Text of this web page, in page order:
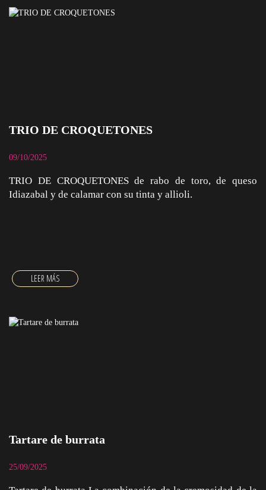
TRIO DE CROQUETONES
09/10/2025
TRIO DE CROQUETONES de rabo de toro, de queso
Idiazabal y de calamar con su tinta y allioli.
Tartare de burrata
25/09/2025